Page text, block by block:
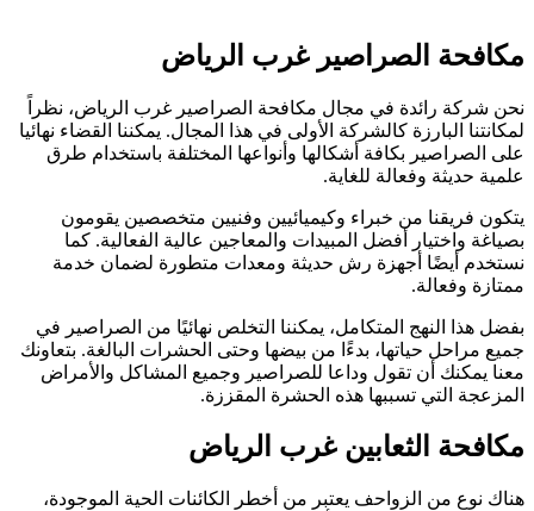
مكافحة الصراصير غرب الرياض
نحن شركة رائدة في مجال مكافحة الصراصير غرب الرياض، نظراً
لمكانتنا البارزة كالشركة الأولى في هذا المجال. يمكننا القضاء نهائيا
على الصراصير بكافة أشكالها وأنواعها المختلفة باستخدام طرق
علمية حديثة وفعالة للغاية.
يتكون فريقنا من خبراء وكيميائيين وفنيين متخصصين يقومون
بصياغة واختيار أفضل المبيدات والمعاجين عالية الفعالية. كما
نستخدم أيضًا أجهزة رش حديثة ومعدات متطورة لضمان خدمة
ممتازة وفعالة.
بفضل هذا النهج المتكامل، يمكننا التخلص نهائيًا من الصراصير في
جميع مراحل حياتها، بدءًا من بيضها وحتى الحشرات البالغة. بتعاونك
معنا يمكنك أن تقول وداعا للصراصير وجميع المشاكل والأمراض
المزعجة التي تسببها هذه الحشرة المقززة.
مكافحة الثعابين غرب الرياض
هناك نوع من الزواحف يعتبر من أخطر الكائنات الحية الموجودة،